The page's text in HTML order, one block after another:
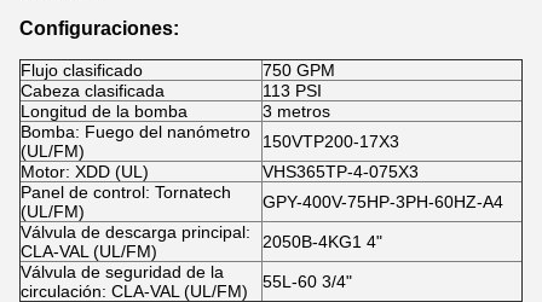
Configuraciones:
Flujo clasificado
750 GPM
Cabeza clasificada
113 PSI
Longitud de la bomba
3 metros
Bomba: Fuego del nanómetro
(UL/FM)
150VTP200-17X3
Motor: XDD (UL)
VHS365TP-4-075X3
Panel de control: Tornatech
(UL/FM)
GPY-400V-75HP-3PH-60HZ-A4
Válvula de descarga principal:
CLA-VAL (UL/FM)
2050B-4KG1 4"
Válvula de seguridad de la
circulación: CLA-VAL (UL/FM)
55L-60 3/4"